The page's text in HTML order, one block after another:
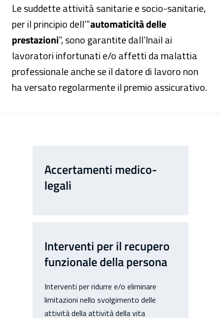
Le suddette attività sanitarie e socio-sanitarie,
per il principio dell’”automaticità delle
prestazioni”, sono garantite dall’Inail ai
lavoratori infortunati e/o affetti da malattia
professionale anche se il datore di lavoro non
ha versato regolarmente il premio assicurativo.
Accertamenti medico-
legali
Interventi per il recupero
funzionale della persona
Interventi per ridurre e/o eliminare
limitazioni nello svolgimento delle
attività della attività della vita